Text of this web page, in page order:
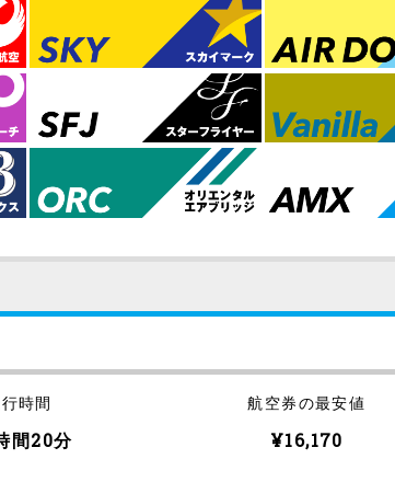
時間
間20分
航空券の最安値
¥16,170